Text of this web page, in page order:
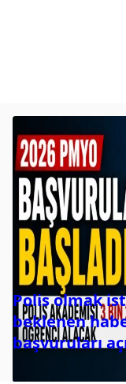
Polis olmak
beklenen
başvuruları